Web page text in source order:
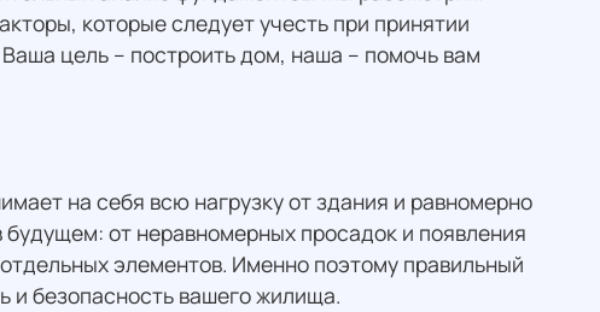
которые следует учесть при принятии
цель – построить дом, наша – помочь вам
на себя всю нагрузку от здания и равномерно
от неравномерных просадок и появления
элементов. Именно поэтому правильный
и безопасность вашего жилища.